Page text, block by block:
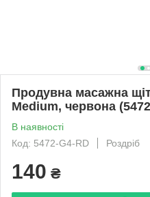
Продувна масажна
Medium, червона
В наявності
Код: 5472-G4-RD
Роздріб
140 ₴